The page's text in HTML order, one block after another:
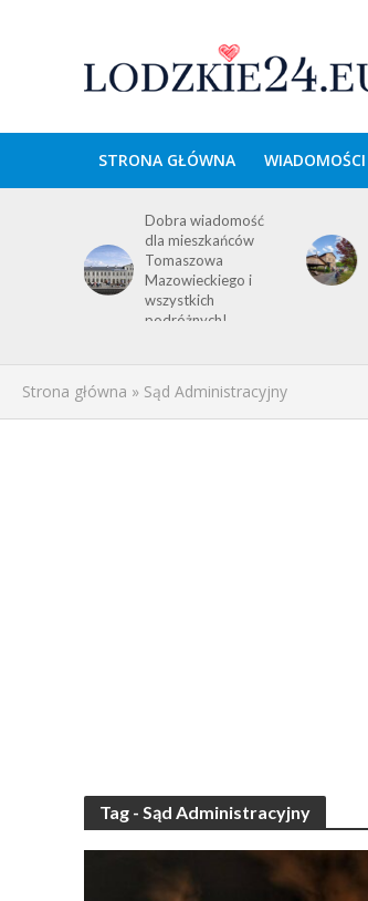
STRONA GŁÓWNA WIADOMOŚCI
Dobra wiadomość
dla mieszkańców
Tomaszowa
Mazowieckiego i
wszystkich
podróżnych!
Strona główna » Sąd Administracyjny
Tag - Sąd Administracyjny